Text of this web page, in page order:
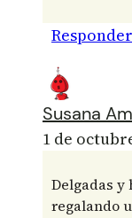
Responder
Susana
1 de
Delgadas y
regalando